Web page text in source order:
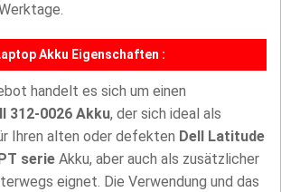
Akku Eigenschaften :
handelt es sich um einen
312-0026 Akku, der sich ideal als
Ihren alten oder defekten Dell Latitude
serie Akku, aber auch als zusätzlicher
eignet. Die Verwendung und das